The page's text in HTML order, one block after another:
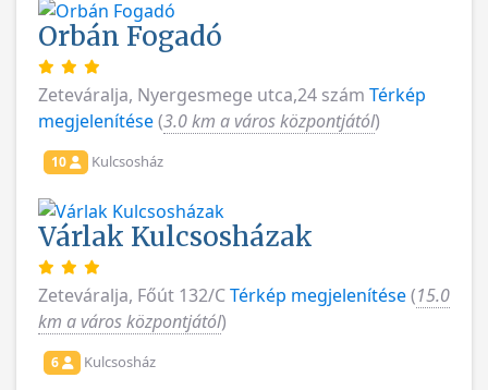
Orbán Fogadó
Zeteváralja, Nyergesmege utca,24 szám Térkép
megjelenítése(3.0 km a város központjától)
10 Kulcsosház
Várlak Kulcsosházak
Zeteváralja, Főút 132/CTérkép megjelenítése(15.0
km a város központjától)
6 Kulcsosház